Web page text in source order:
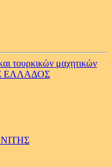
τουρκικών μαχητικών
ΕΛΛΑΔΟΣ